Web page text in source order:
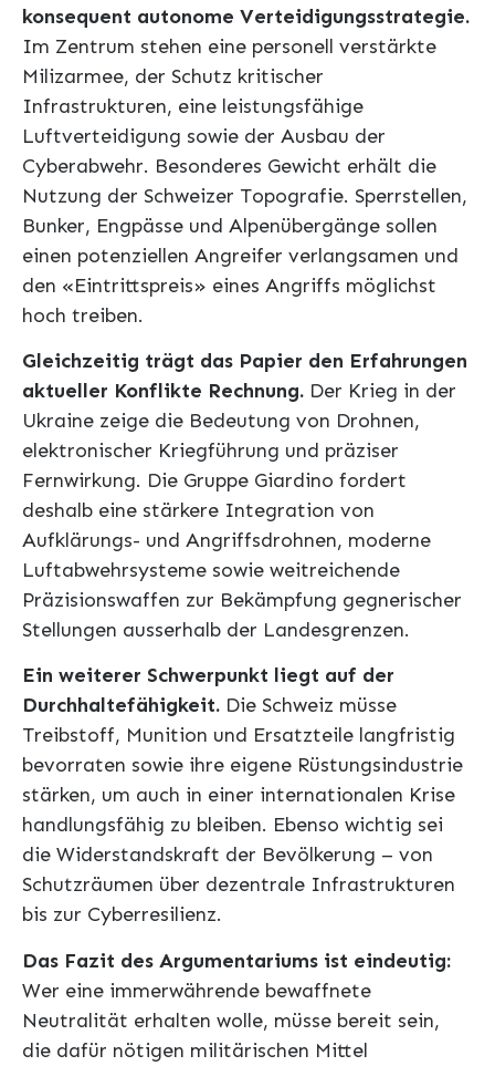
konsequent autonome Verteidigungsstrategie.
Im Zentrum stehen eine personell verstärkte
Milizarmee, der Schutz kritischer
Infrastrukturen, eine leistungsfähige
Luftverteidigung sowie der Ausbau der
Cyberabwehr. Besonderes Gewicht erhält die
Nutzung der Schweizer Topografie. Sperrstellen,
Bunker, Engpässe und Alpenübergänge sollen
einen potenziellen Angreifer verlangsamen und
den «Eintrittspreis» eines Angriffs möglichst
hoch treiben.
Gleichzeitig trägt das Papier den Erfahrungen
aktueller Konflikte Rechnung. Der Krieg in der
Ukraine zeige die Bedeutung von Drohnen,
elektronischer Kriegführung und präziser
Fernwirkung. Die Gruppe Giardino fordert
deshalb eine stärkere Integration von
Aufklärungs- und Angriffsdrohnen, moderne
Luftabwehrsysteme sowie weitreichende
Präzisionswaffen zur Bekämpfung gegnerischer
Stellungen ausserhalb der Landesgrenzen.
Ein weiterer Schwerpunkt liegt auf der
Durchhaltefähigkeit. Die Schweiz müsse
Treibstoff, Munition und Ersatzteile langfristig
bevorraten sowie ihre eigene Rüstungsindustrie
stärken, um auch in einer internationalen Krise
handlungsfähig zu bleiben. Ebenso wichtig sei
die Widerstandskraft der Bevölkerung – von
Schutzräumen über dezentrale Infrastrukturen
bis zur Cyberresilienz.
Das Fazit des Argumentariums ist eindeutig:
Wer eine immerwährende bewaffnete
Neutralität erhalten wolle, müsse bereit sein,
die dafür nötigen militärischen Mittel